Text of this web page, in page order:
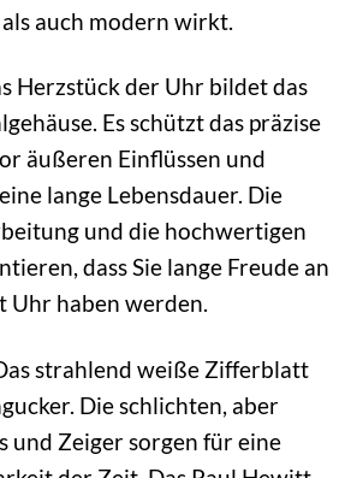
auch modern wirkt.
Herzstück der Uhr bildet das
Es schützt das präzise
äußeren Einflüssen und
lange Lebensdauer. Die
und die hochwertigen
dass Sie lange Freude an
Uhr haben werden.
strahlend weiße Zifferblatt
Die schlichten, aber
und Zeiger sorgen für eine